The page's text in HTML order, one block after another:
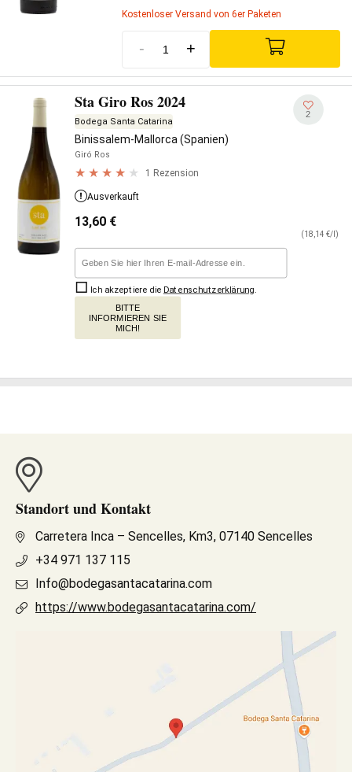
Kostenloser Versand von 6er Paketen
- +
Sta Giro Ros 2024
Bodega Santa Catarina
Binissalem-Mallorca (Spanien)
Giró Ros
1 Rezension
2
Ausverkauft
13,60 €
(18,14 €/l)
Ich akzeptiere die Datenschutzerklärung
BITTE
INFORMIEREN SIE
MICH!
Standort und Kontakt
Carretera Inca – Sencelles, Km3, 07140 Sencelles
+34 971 137 115
Info@bodegasantacatarina.com
https://www.bodegasantacatarina.com/